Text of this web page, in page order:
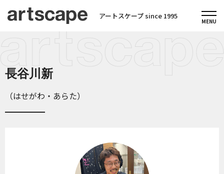
アートスケープ since 1995
長谷川新
（はせがわ・あらた）